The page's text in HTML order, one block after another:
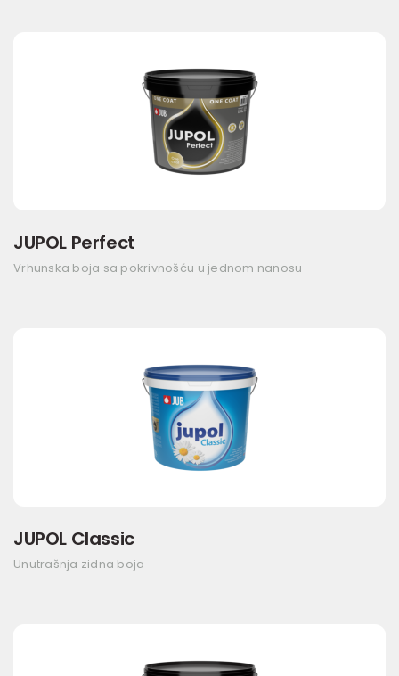
JUPOL Perfect
Vrhunska boja sa pokrivnošću u jednom nanosu
JUPOL Classic
Unutrašnja zidna boja